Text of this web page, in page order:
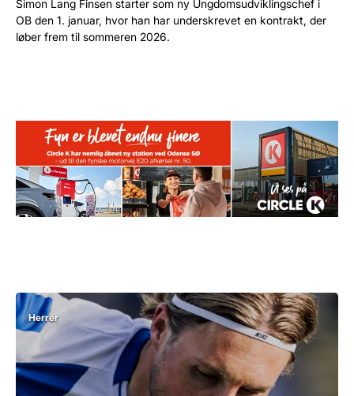
Simon Lang Finsen starter som ny Ungdomsudviklingschef i
OB den 1. januar, hvor han har underskrevet en kontrakt, der
løber frem til sommeren 2026.
Herrer